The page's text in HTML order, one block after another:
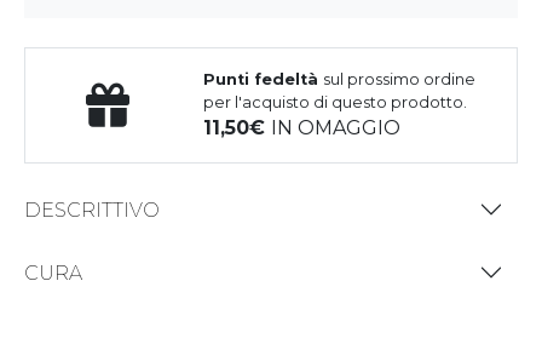
Punti fedeltà sul prossimo ordine
per l'acquisto di questo prodotto.
11,50 IN OMAGGIO
DESCRITTIVO
CURA